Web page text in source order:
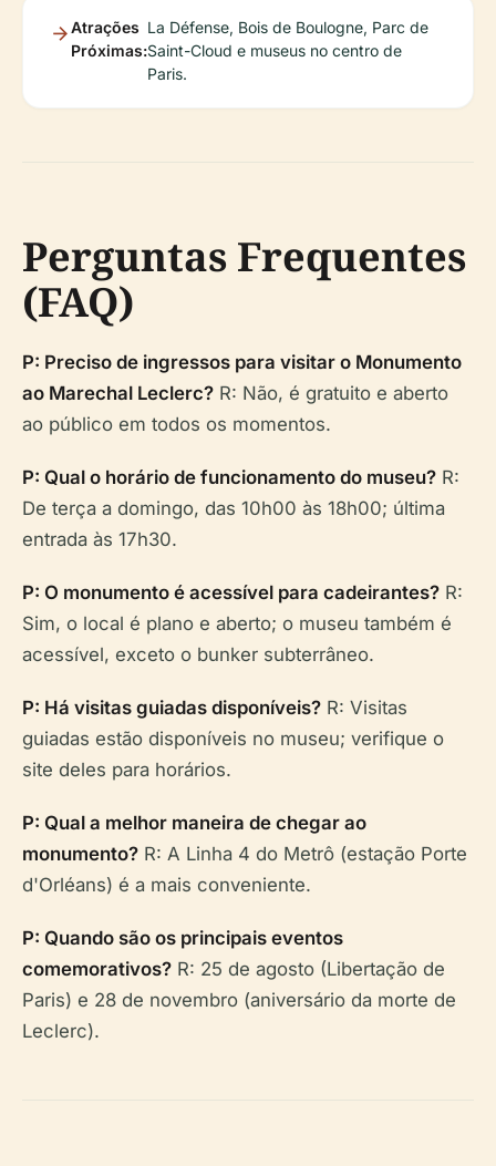
Atrações
Próximas:
La Défense, Bois de Boulogne, Parc de
Saint-Cloud e museus no centro de
Paris.
Perguntas Frequentes
(FAQ)
P: Preciso de ingressos para visitar o Monumento
ao Marechal Leclerc? R: Não, é gratuito e aberto
ao público em todos os momentos.
P: Qual o horário de funcionamento do museu? R:
De terça a domingo, das 10h00 às 18h00; última
entrada às 17h30.
P: O monumento é acessível para cadeirantes? R:
Sim, o local é plano e aberto; o museu também é
acessível, exceto o bunker subterrâneo.
P: Há visitas guiadas disponíveis? R: Visitas
guiadas estão disponíveis no museu; verifique o
site deles para horários.
P: Qual a melhor maneira de chegar ao
monumento? R: A Linha 4 do Metrô (estação Porte
d'Orléans) é a mais conveniente.
P: Quando são os principais eventos
comemorativos? R: 25 de agosto (Libertação de
Paris) e 28 de novembro (aniversário da morte de
Leclerc).